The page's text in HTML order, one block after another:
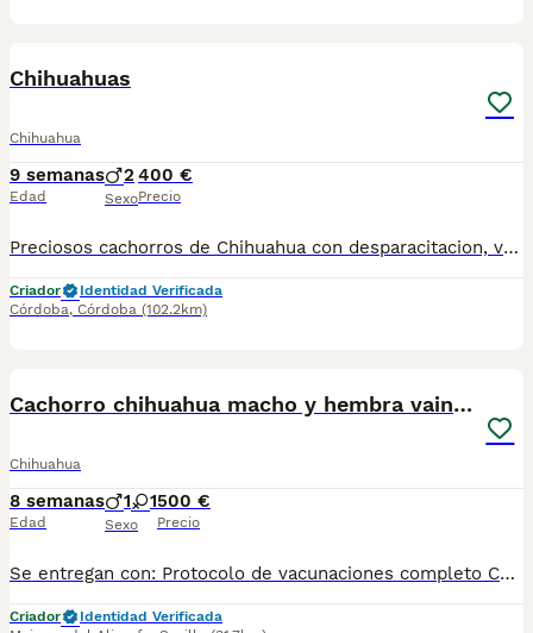
Chihuahuas
Chihuahua
9 semanas
Edad
2
Sexo
400 €
Precio
Preciosos cachorros de Chihuahua con desparacitacion, vacunación acorde a su edad y cartilla sanitaria de revisión veterinaria. Ofrecemos posibilidad de envío, llamadas o wassap. Cachorros criados con dedicación, socializados y afianzados al bienestar animal.
Criador
Identidad Verificada
Córdoba, Córdoba (102.2km)
Cachorro chihuahua macho y hembra vainilla
Chihuahua
8 semanas
Edad
1 1
Sexo
500 €
Precio
Se entregan con: Protocolo de vacunaciones completo Cartilla veterinaria Pasaporte veterinario europeo Microchip RAIA Posibilidad de envío, estamos en Sevilla. Macho 500€ Hembra 600€
Criador
Identidad Verificada